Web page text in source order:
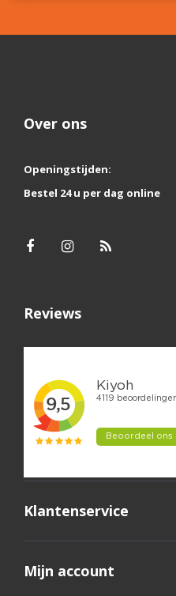
Over ons
Openingstijden:
Bestel 24 u per dag online
Reviews
Klantenservice
Mijn account